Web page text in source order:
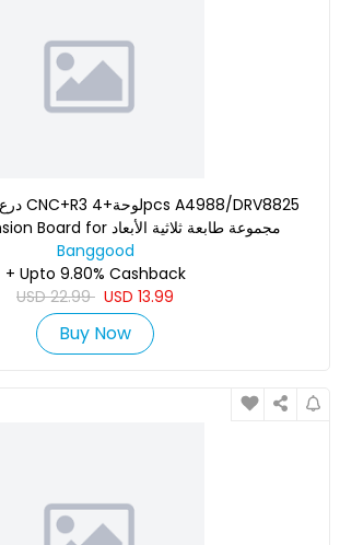
Driver Expansion Board for مجموعة طابعة ثلاثية الأبعاد
Banggood
+ Upto 9.80% Cashback
USD22.99 USD 13.99
Buy Now